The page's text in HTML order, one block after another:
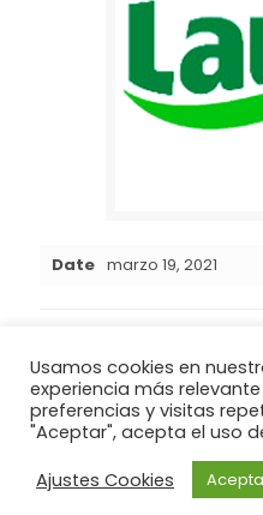
Date marzo 19, 2021
Copyright © 2021 . Todos
|
Diseño Web: Carlos
Usamos cookies en
experiencia más
preferencias y visitas
"Aceptar", acepta el uso
Ajustes Cookies